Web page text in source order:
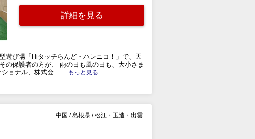
詳細を見る
遊び場「Hiタッチらんど・ハレニコ！」で、天
の保護者の方が、 雨の日も風の日も、大小さま
ョナル、株式会
.....もっと見る
中国 / 島根県 / 松江・玉造・出雲